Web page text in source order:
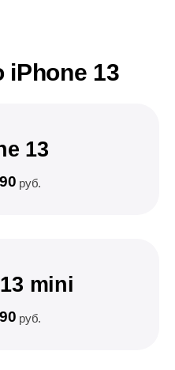
iPhone 13
13
руб.
mini
руб.